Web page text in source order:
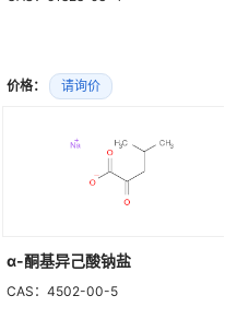
价格： 请询价
α-酮基异己酸钠盐
CAS：4502-00-5